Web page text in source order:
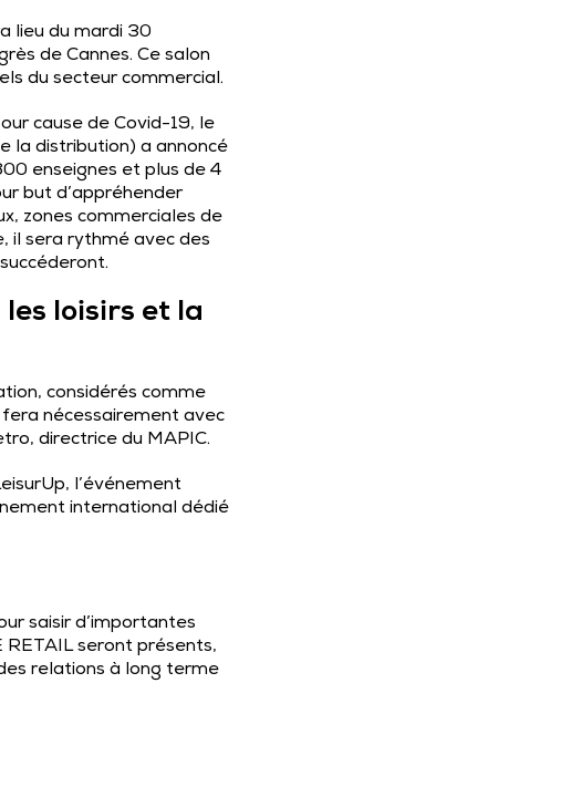
lieu du mardi 30
de Cannes. Ce salon
du secteur commercial.
cause de Covid-19, le
la distribution) a annoncé
enseignes et plus de 4
but d’appréhender
zones commerciales de
il sera rythmé avec des
loisirs et la
considérés comme
nécessairement avec
directrice du MAPIC.
l’événement
international dédié
saisir d’importantes
RETAIL seront présents,
relations à long terme